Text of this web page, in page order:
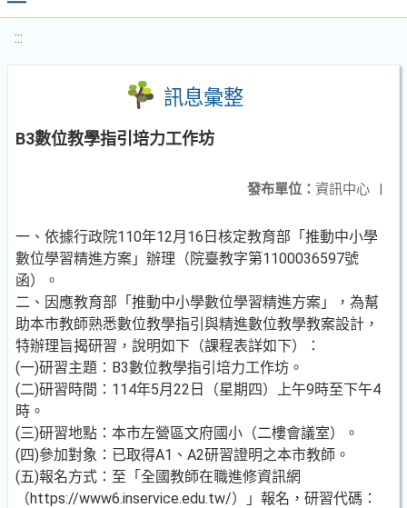
:::
訊息彙整
B3數位教學指引培力工作坊
發布單位： 資訊中心 |
一、依據行政院110年12月16日核定教育部「推動中小學
數位學習精進方案」辦理（院臺教字第1100036597號
函）。
二、因應教育部「推動中小學數位學習精進方案」，為幫
助本市教師熟悉數位教學指引與精進數位教學教案設計，
特辦理旨揭研習，說明如下（課程表詳如下）：
(一)研習主題：B3數位教學指引培力工作坊。
(二)研習時間：114年5月22日（星期四）上午9時至下午4
時。
(三)研習地點：本市左營區文府國小（二樓會議室）。
(四)參加對象：已取得A1、A2研習證明之本市教師。
(五)報名方式：至「全國教師在職進修資訊網
（https://www6.inservice.edu.tw/）」報名，研習代碼：